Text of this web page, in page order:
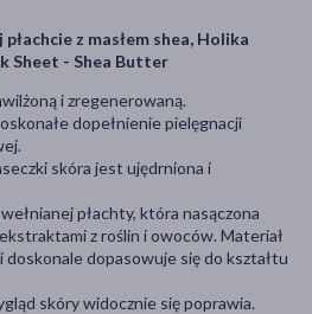
z masłem shea, Holika
Sheet - Shea Butter
i zregenerowaną.
dopełnienie pielęgnacji
skóra jest ujędrniona i
płachty, która nasączona
z roślin i owoców. Materiał
doskonale dopasowuje się do kształtu
skóry widocznie się poprawia.